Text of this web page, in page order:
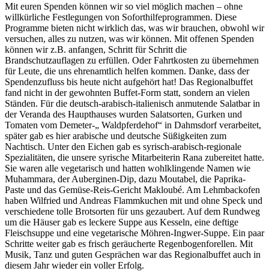
Mit euren Spenden können wir so viel möglich machen – ohne
willkürliche Festlegungen von Soforthilfeprogrammen. Diese
Programme bieten nicht wirklich das, was wir brauchen, obwohl wir
versuchen, alles zu nutzen, was wir können. Mit offenen Spenden
können wir z.B. anfangen, Schritt für Schritt die
Brandschutzauflagen zu erfüllen. Oder Fahrtkosten zu übernehmen
für Leute, die uns ehrenamtlich helfen kommen. Danke, dass der
Spendenzufluss bis heute nicht aufgehört hat! Das Regionalbuffet
fand nicht in der gewohnten Buffet-Form statt, sondern an vielen
Ständen. Für die deutsch-arabisch-italienisch anmutende Salatbar in
der Veranda des Haupthauses wurden Salatsorten, Gurken und
Tomaten vom Demeter-„ Waldpferdehof“ in Dahmsdorf verarbeitet,
später gab es hier arabische und deutsche Süßigkeiten zum
Nachtisch. Unter den Eichen gab es syrisch-arabisch-regionale
Spezialitäten, die unsere syrische Mitarbeiterin Rana zubereitet hatte.
Sie waren alle vegetarisch und hatten wohlklingende Namen wie
Muhammara, der Auberginen-Dip, dazu Moutabel, die Paprika-
Paste und das Gemüse-Reis-Gericht Makloubé. Am Lehmbackofen
haben Wilfried und Andreas Flammkuchen mit und ohne Speck und
verschiedene tolle Brotsorten für uns gezaubert. Auf dem Rundweg
um die Häuser gab es leckere Suppe aus Kesseln, eine deftige
Fleischsuppe und eine vegetarische Möhren-Ingwer-Suppe. Ein paar
Schritte weiter gab es frisch geräucherte Regenbogenforellen. Mit
Musik, Tanz und guten Gesprächen war das Regionalbuffet auch in
diesem Jahr wieder ein voller Erfolg.